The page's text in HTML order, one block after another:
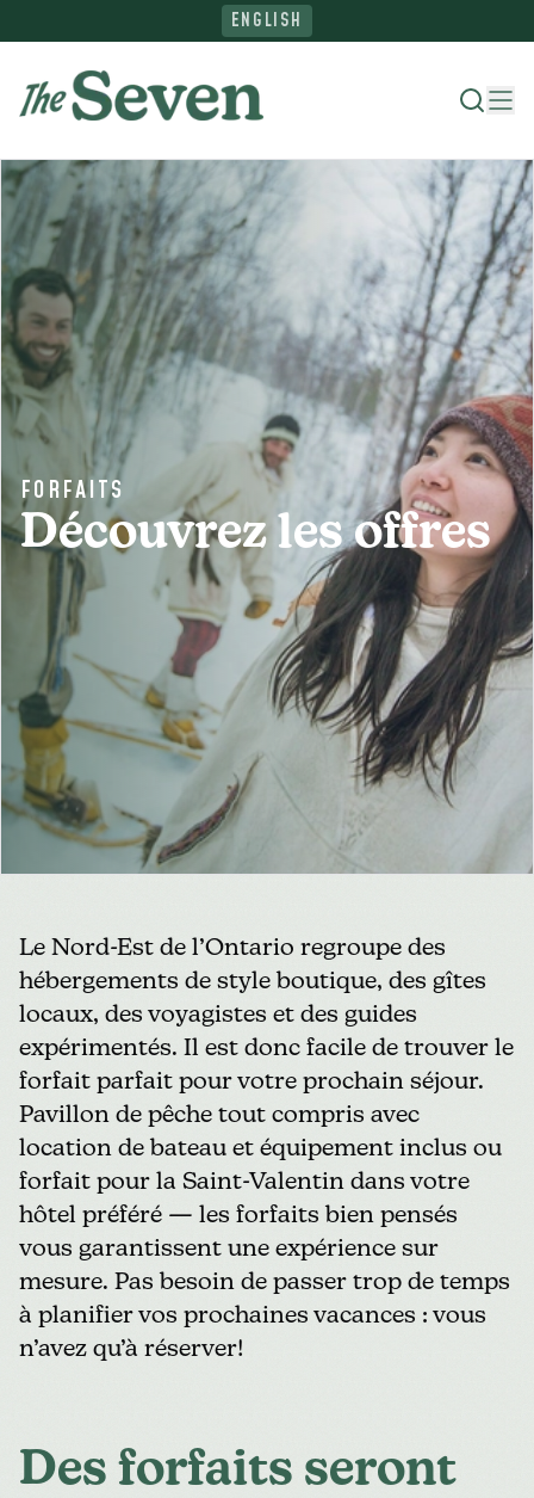
ENGLISH
Où séjourner
Quoi faire
Parcourez le Nord
Planifiez votre voyage
MÉDIAS POUR LES ENTREPRISES
TOURISTIQUES
FORFAITS
Découvrez les offres
Le Nord-Est de l’Ontario regroupe des
hébergements de style boutique, des gîtes
locaux, des voyagistes et des guides
expérimentés. Il est donc facile de trouver le
forfait parfait pour votre prochain séjour.
Pavillon de pêche tout compris avec
location de bateau et équipement inclus ou
forfait pour la Saint-Valentin dans votre
hôtel préféré — les forfaits bien pensés
vous garantissent une expérience sur
mesure. Pas besoin de passer trop de temps
à planifier vos prochaines vacances : vous
n’avez qu’à réserver!
Des forfaits seront